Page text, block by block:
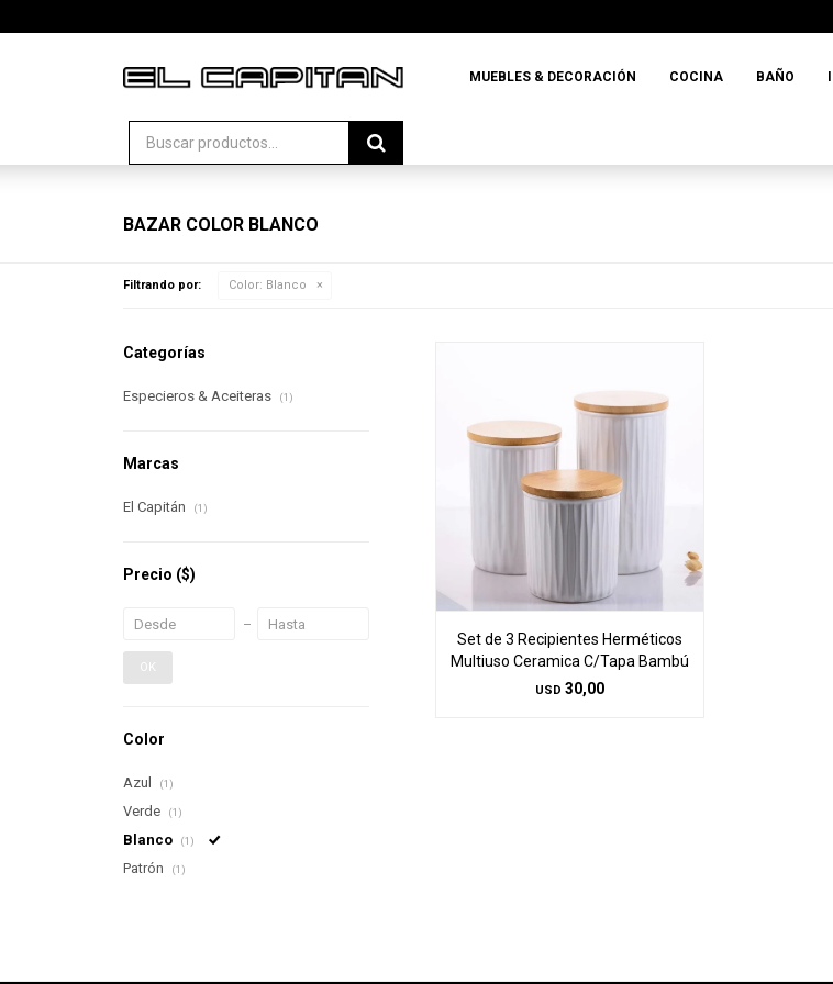
MUEBLES & DECORACIÓN COCINA BAÑO
BAZAR COLOR BLANCO
Filtrando por: Color: Blanco
Set de 3 Recipientes Herméticos
Multiuso Ceramica C/Tapa Bambú
USD 30,00
Categorías
Especieros & Aceiteras (1)
Marcas
El Capitán (1)
Precio ($)
OK
Color
Azul (1)
Verde (1)
Blanco (1)
Patrón (1)